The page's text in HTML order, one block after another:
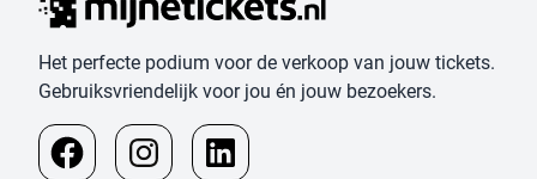
Het perfecte podium voor de verkoop van jouw tickets.
Gebruiksvriendelijk voor jou én jouw bezoekers.